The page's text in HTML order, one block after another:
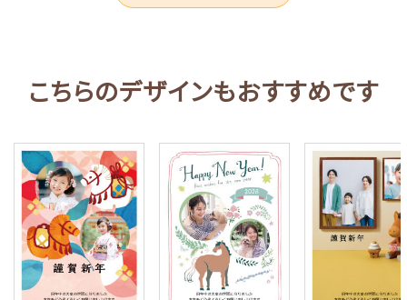
こちらのデザインもおすすめです